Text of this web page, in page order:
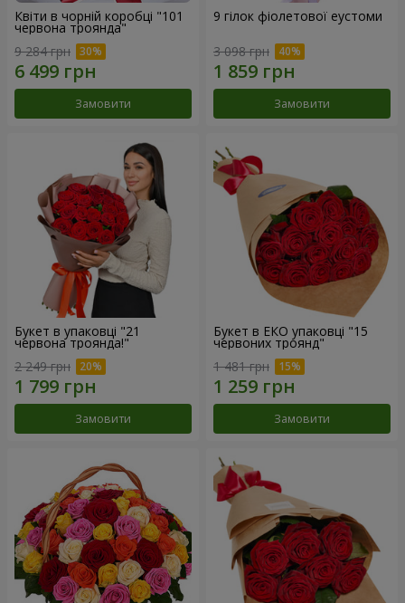
Квіти в чорній коробці "101
червона троянда"
9 284 грн
Замовити
9 гілок фіолетової еустоми
3 098 грн
Замовити
Букет в упаковці "21
червона троянда!"
2 249 грн
Замовити
Букет в ЕКО упаковці "15
червоних троянд"
1 481 грн
Замовити